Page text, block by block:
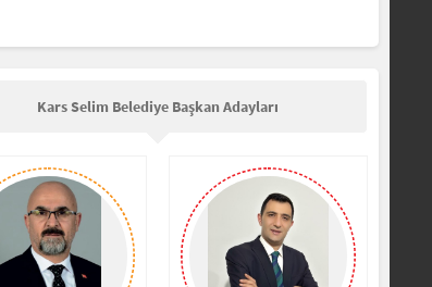
Kars Selim Belediye Başkan Adayları